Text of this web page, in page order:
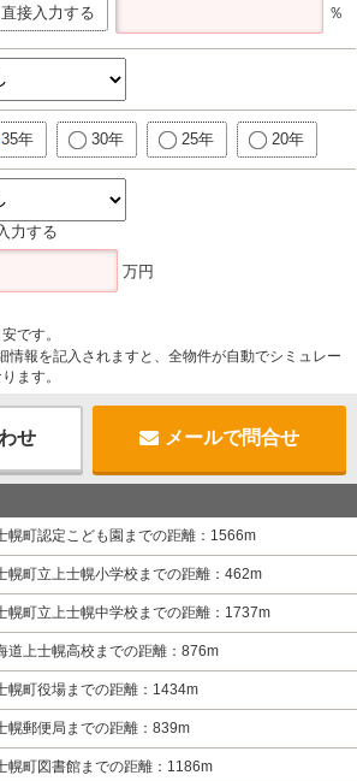
直接入力する ％
35年 30年 25年 20年
力する
万円
です。
情報を記入されますと、全物件が自動でシミュレー
ます。
せ メールで問合せ
幌町認定こども園までの距離：1566m
幌町立上士幌小学校までの距離：462m
幌町立上士幌中学校までの距離：1737m
道上士幌高校までの距離：876m
幌町役場までの距離：1434m
幌郵便局までの距離：839m
幌町図書館までの距離：1186m